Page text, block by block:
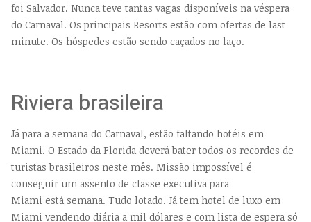
foi Salvador. Nunca teve tantas vagas disponíveis na véspera
do Carnaval. Os principais Resorts estão com ofertas de last
minute. Os hóspedes estão sendo caçados no laço.
Riviera brasileira
Já para a semana do Carnaval, estão faltando hotéis em
Miami. O Estado da Florida deverá bater todos os recordes de
turistas brasileiros neste mês. Missão impossível é
conseguir um assento de classe executiva para
Miami está semana. Tudo lotado. Já tem hotel de luxo em
Miami vendendo diária a mil dólares e com lista de espera só